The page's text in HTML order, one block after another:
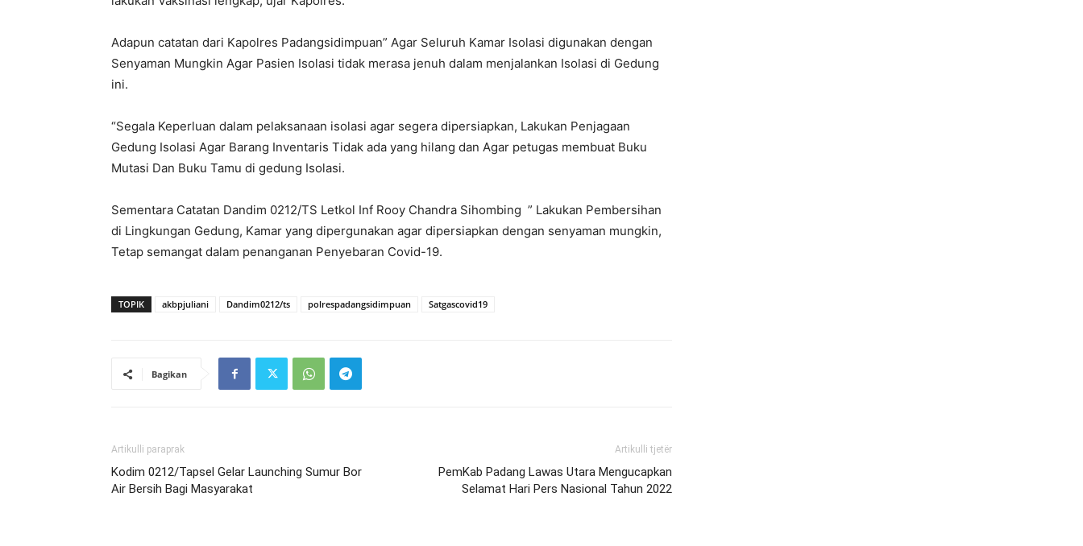
Adapun catatan dari Kapolres Padangsidimpuan” Agar Seluruh Kamar Isolasi digunakan dengan
Senyaman Mungkin Agar Pasien Isolasi tidak merasa jenuh dalam menjalankan Isolasi di Gedung
ini.
“Segala Keperluan dalam pelaksanaan isolasi agar segera dipersiapkan, Lakukan Penjagaan
Gedung Isolasi Agar Barang Inventaris Tidak ada yang hilang dan Agar petugas membuat Buku
Mutasi Dan Buku Tamu di gedung Isolasi.
Sementara Catatan Dandim 0212/TS Letkol Inf Rooy Chandra Sihombing ” Lakukan Pembersihan
di Lingkungan Gedung, Kamar yang dipergunakan agar dipersiapkan dengan senyaman mungkin,
Tetap semangat dalam penanganan Penyebaran Covid-19.
TOPIK akbpjuliani Dandim0212/ts polrespadangsidimpuan Satgascovid19
Bagikan
Artikulli paraprak
Kodim 0212/Tapsel Gelar Launching Sumur Bor
Air Bersih Bagi Masyarakat
Artikulli tjetër
PemKab Padang Lawas Utara Mengucapkan
Selamat Hari Pers Nasional Tahun 2022